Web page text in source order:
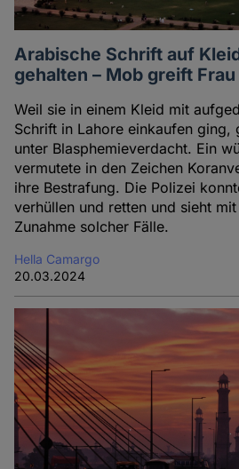
Arabische Schrift auf
gehalten – Mob greift Frau
Weil sie in einem Kleid mit
Schrift in Lahore einkaufen ging,
unter Blasphemieverdacht. Ein
vermutete in den Zeichen
ihre Bestrafung. Die Polizei
verhüllen und retten und sieht
Zunahme solcher Fälle.
Hella Camargo
20.03.2024
und
Cookies